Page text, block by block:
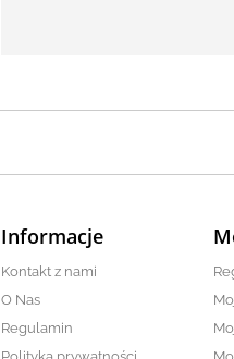
Informacje
Kontakt z nami
O Nas
Regulamin